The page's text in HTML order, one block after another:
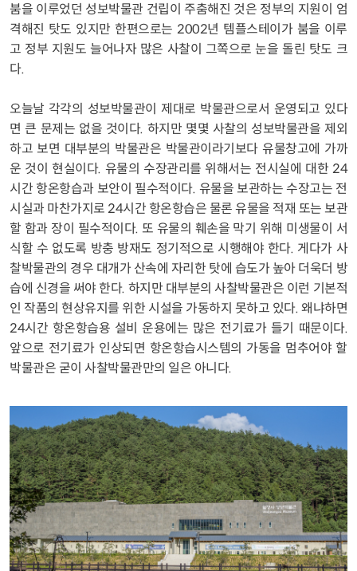
붐을 이루었던 성보박물관 건립이 주춤해진 것은 정부의 지원이 엄
격해진 탓도 있지만 한편으로는 2002년 템플스테이가 붐을 이루
고 정부 지원도 늘어나자 많은 사찰이 그쪽으로 눈을 돌린 탓도 크
다.
오늘날 각각의 성보박물관이 제대로 박물관으로서 운영되고 있다
면 큰 문제는 없을 것이다. 하지만 몇몇 사찰의 성보박물관을 제외
하고 보면 대부분의 박물관은 박물관이라기보다 유물창고에 가까
운 것이 현실이다. 유물의 수장관리를 위해서는 전시실에 대한 24
시간 항온항습과 보안이 필수적이다. 유물을 보관하는 수장고는 전
시실과 마찬가지로 24시간 항온항습은 물론 유물을 적재 또는 보관
할 함과 장이 필수적이다. 또 유물의 훼손을 막기 위해 미생물이 서
식할 수 없도록 방충 방재도 정기적으로 시행해야 한다. 게다가 사
찰박물관의 경우 대개가 산속에 자리한 탓에 습도가 높아 더욱더 방
습에 신경을 써야 한다. 하지만 대부분의 사찰박물관은 이런 기본적
인 작품의 현상유지를 위한 시설을 가동하지 못하고 있다. 왜냐하면
24시간 항온항습용 설비 운용에는 많은 전기료가 들기 때문이다.
앞으로 전기료가 인상되면 항온항습시스템의 가동을 멈추어야 할
박물관은 굳이 사찰박물관만의 일은 아니다.